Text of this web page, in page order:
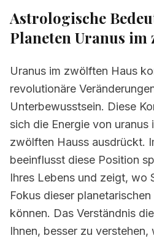
2. Verwandte Seiten
Astrologische
Planeten Uranus im
Uranus im zwölften Haus
revolutionäre
Unterbewusstsein. Diese
sich die Energie von uranus
zwölften Hauss ausdrückt.
beeinflusst diese Position
Ihres Lebens und zeigt, wo
Fokus dieser
können. Das Verständnis
Ihnen, besser zu verstehen,